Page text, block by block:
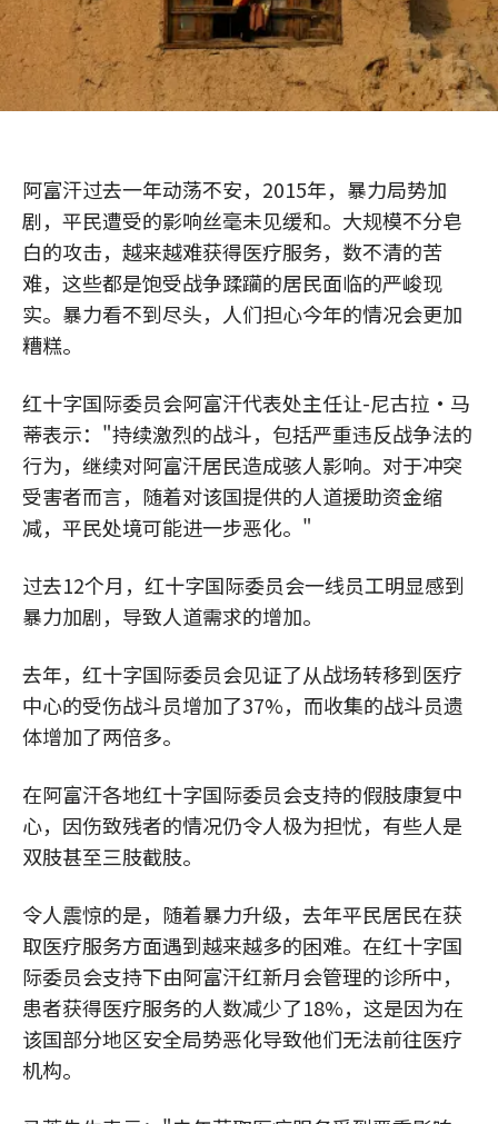
阿富汗过去一年动荡不安，2015年，暴力局势加
剧，平民遭受的影响丝毫未见缓和。大规模不分皂
白的攻击，越来越难获得医疗服务，数不清的苦
难，这些都是饱受战争蹂躏的居民面临的严峻现
实。暴力看不到尽头，人们担心今年的情况会更加
糟糕。
红十字国际委员会阿富汗代表处主任让-尼古拉•马
蒂表示："持续激烈的战斗，包括严重违反战争法的
行为，继续对阿富汗居民造成骇人影响。对于冲突
受害者而言，随着对该国提供的人道援助资金缩
减，平民处境可能进一步恶化。"
过去12个月，红十字国际委员会一线员工明显感到
暴力加剧，导致人道需求的增加。
去年，红十字国际委员会见证了从战场转移到医疗
中心的受伤战斗员增加了37%，而收集的战斗员遗
体增加了两倍多。
在阿富汗各地红十字国际委员会支持的假肢康复中
心，因伤致残者的情况仍令人极为担忧，有些人是
双肢甚至三肢截肢。
令人震惊的是，随着暴力升级，去年平民居民在获
取医疗服务方面遇到越来越多的困难。在红十字国
际委员会支持下由阿富汗红新月会管理的诊所中，
患者获得医疗服务的人数减少了18%，这是因为在
该国部分地区安全局势恶化导致他们无法前往医疗
机构。